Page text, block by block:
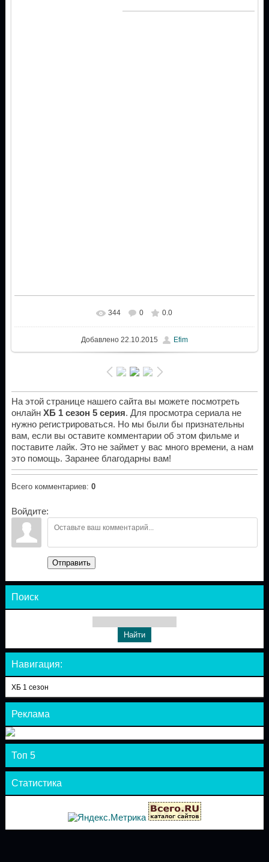
344 0 0.0
Добавлено22.10.2015 Efim
На этой странице нашего сайта вы можете посмотреть
онлайн ХБ 1 сезон 5 серия. Для просмотра сериала не
нужно регистрироваться. Но мы были бы признательны
вам, если вы оставите комментарии об этом фильме и
поставите лайк. Это не займет у вас много времени, а нам
это помощь. Заранее благодарны вам!
Всего комментариев: 0
Войдите:
Отправить
Поиск
Навигация:
ХБ 1 сезон
Реклама
Топ 5
Статистика